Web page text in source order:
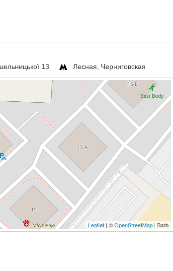
13 Лесная, Черниговская
Leaflet | ©OpenStreetMap | Barb